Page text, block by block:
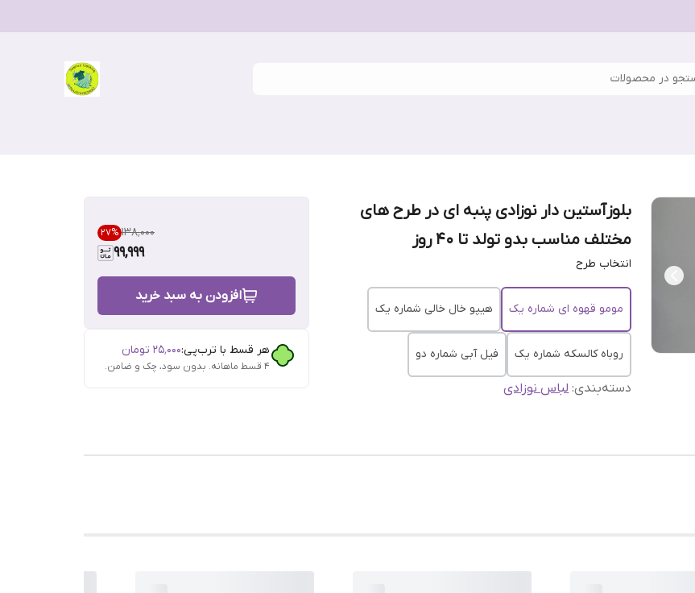
در محصولات
بلوزآستین دار نوزادی پنبه ای در طرح های
مختلف مناسب بدو تولد تا ۴۰ روز
انتخاب طرح
مومو قهوه ای شماره یک هیپو خال خالی شماره یک
روباه کالسکه شماره یک فیل آبی شماره دو
دسته‌بندی:لباس نوزادی
۱۳۸٬۰۰۰ 27%
99,999
افزودن به سبد خرید
هر قسط با ترب‌پی:۲۵٬۰۰۰ تومان
۴ قسط ماهانه. بدون سود، چک و ضامن.